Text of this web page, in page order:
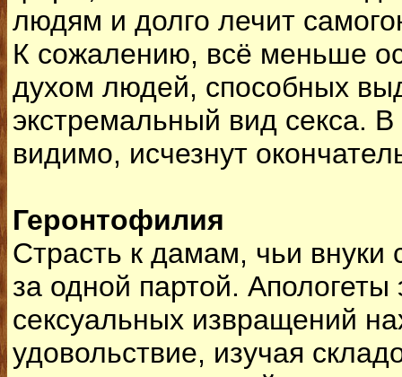
людям и долго лечит
К сожалению, всё меньше
духом людей, способных
экстремальный вид секса.
видимо, исчезнут
Геронтофилия
Страсть к дамам, чьи внуки
за одной партой. Апологеты
сексуальных извращений
удовольствие, изучая